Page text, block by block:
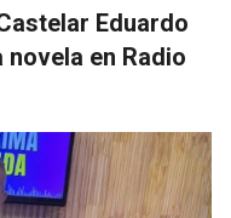
Eduardo
en Radio